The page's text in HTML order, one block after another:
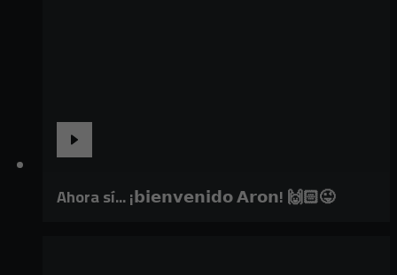
Ahora sí... ¡𝗯𝗶𝗲𝗻𝘃𝗲𝗻𝗶𝗱𝗼 𝗔𝗿𝗼𝗻! 🙌🏻😜